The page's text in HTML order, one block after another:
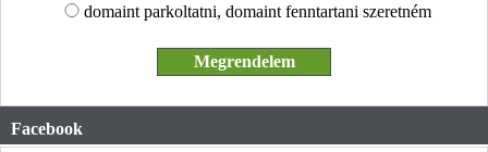
domaint parkoltatni, domaint fenntartani szeretném
Facebook